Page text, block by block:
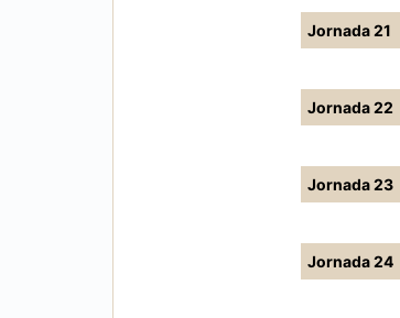
Jornada 21
Jornada 22
Jornada 23
Jornada 24